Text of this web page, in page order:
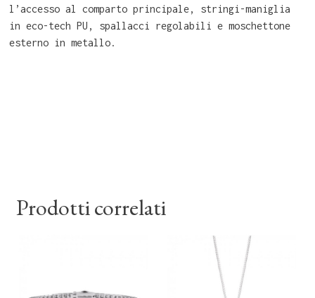
l’accesso al comparto principale, stringi-maniglia
in eco-tech PU, spallacci regolabili e moschettone
esterno in metallo.
Prodotti correlati